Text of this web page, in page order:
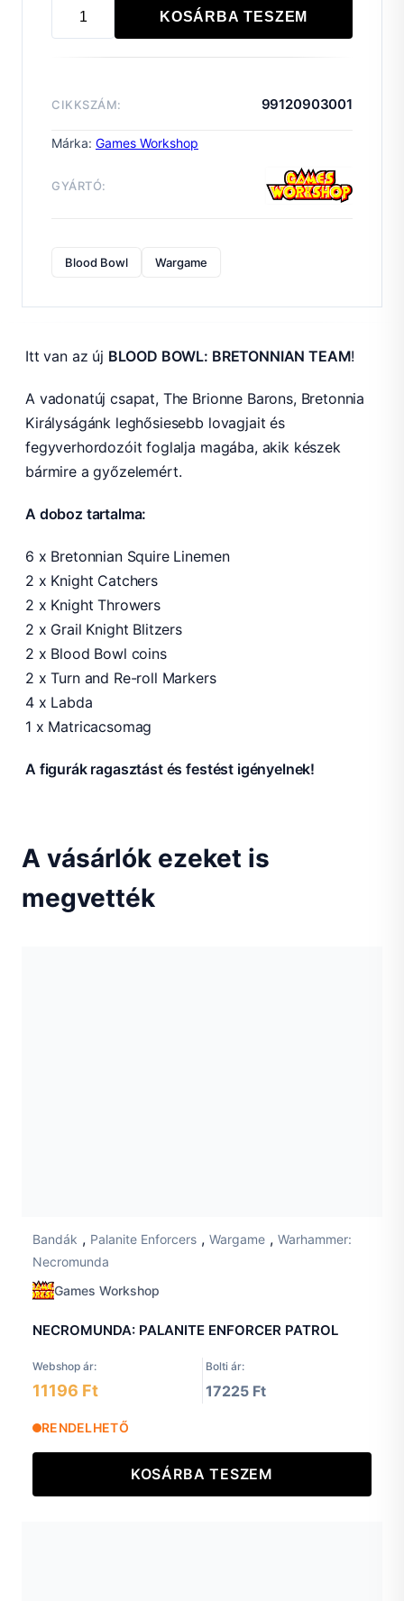
BLOOD
KOSÁRBA TESZEM
CIKKSZÁM: 99120903001
Márka: Games Workshop
GYÁRTÓ:
Blood Bowl Wargame
Itt van az új BLOOD BOWL: BRETONNIAN TEAM!
A vadonatúj csapat, The Brionne Barons, Bretonnia
Királyságánk leghősiesebb lovagjait és
fegyverhordozóit foglalja magába, akik készek
bármire a győzelemért.
A doboz tartalma:
6 x Bretonnian Squire Linemen
2 x Knight Catchers
2 x Knight Throwers
2 x Grail Knight Blitzers
2 x Blood Bowl coins
2 x Turn and Re-roll Markers
4 x Labda
1 x Matricacsomag
A figurák ragasztást és festést igényelnek!
A vásárlók ezeket is
megvették
Bandák , Palanite Enforcers , Wargame , Warhammer:
Necromunda
Games Workshop
NECROMUNDA: PALANITE ENFORCER PATROL
Webshop ár: Bolti ár:
11196 Ft 17225 Ft
RENDELHETŐ
KOSÁRBA TESZEM